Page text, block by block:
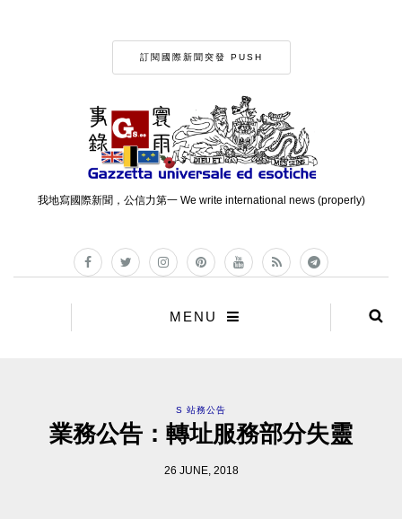
訂閱國際新聞突發 PUSH
我地寫國際新聞，公信力第一 We write international news (properly)
MENU
S 站務公告
業務公告：轉址服務部分失靈
26 JUNE, 2018